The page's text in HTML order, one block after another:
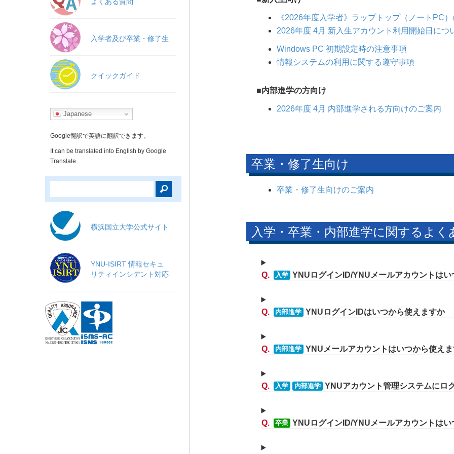
入学者及び卒業・修了生
クイックガイド
Japanese
Google翻訳で英語に翻訳できます。
It can be translated into English by Google
Translate.
横浜国立大学公式サイト
YNU-ISIRT 情報セキュ
リティインシデント対応
《2026年度入学者》ラップトップ（ノートPC
2026年度 4月 新入生アカウント利用開始日につ
Windows PC 初期設定時の注意事項
情報システムの利用に関する遵守事項
■内部進学の方向け
2026年度 4月 内部進学される方向けのご案内
卒業・修了生向け
卒業・修了生向けのご案内
入学・卒業・内部進学に関するよく
入学 YNUログインID/YNUメールアカウントは
内部進学 YNUログインIDはいつから使えますか
内部進学 YNUメールアカウントはいつから使え
入学 内部進学 YNUアカウント管理システムにロ
卒業 YNUログインID/YNUメールアカウントは